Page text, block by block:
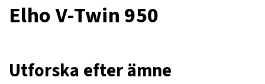
Elho V-Twin 950
Utforska efter ämne